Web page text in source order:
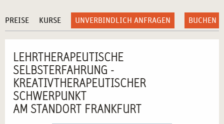
PREISE KURSE UNVERBINDLICH ANFRAGEN BUCHEN
LEHRTHERAPEUTISCHE
SELBSTERFAHRUNG -
KREATIVTHERAPEUTISCHER
SCHWERPUNKT
AM STANDORT FRANKFURT